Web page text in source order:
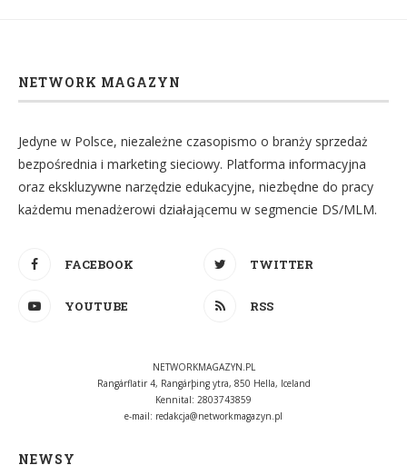
NETWORK MAGAZYN
Jedyne w Polsce, niezależne czasopismo o branży sprzedaż
bezpośrednia i marketing sieciowy. Platforma informacyjna
oraz ekskluzywne narzędzie edukacyjne, niezbędne do pracy
każdemu menadżerowi działającemu w segmencie DS/MLM.
FACEBOOK TWITTER
YOUTUBE RSS
NETWORKMAGAZYN.PL
Rangárflatir 4, Rangárþing ytra, 850 Hella, Iceland
Kennital: 2803743859
e-mail: redakcja@networkmagazyn.pl
NEWSY